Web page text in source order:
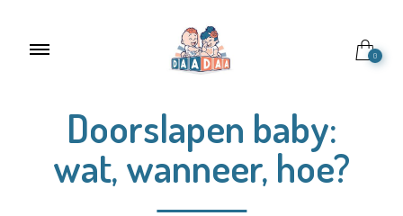
0
Doorslapen baby:
wat, wanneer, hoe?